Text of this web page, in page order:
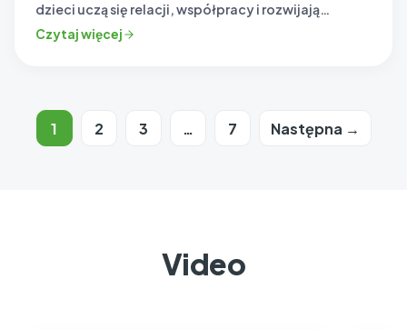
dzieci uczą się relacji, współpracy i rozwijają
kluczowe umiejętności…
Czytaj więcej
Stronicowanie
1 2 3 … 7 Następna →
Video